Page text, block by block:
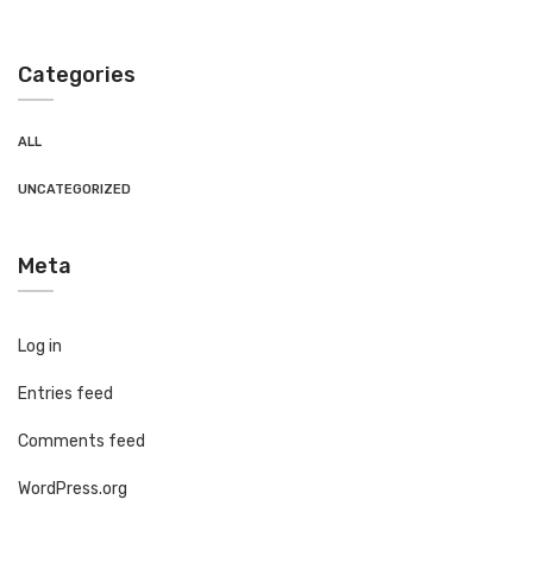
Categories
ALL
UNCATEGORIZED
Meta
Log in
Entries feed
Comments feed
WordPress.org